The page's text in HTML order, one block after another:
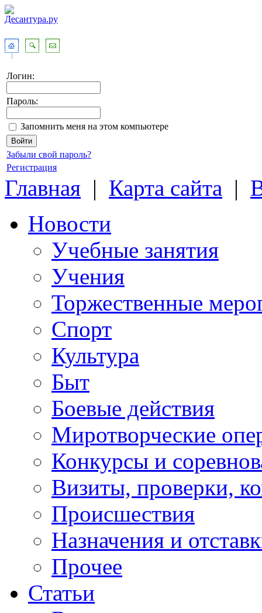
Логин:
Пароль:
Запомнить меня на этом компьютере
Забыли свой пароль?
Регистрация
Главная | Карта сайта |
Новости
Учебные занятия
Учения
Торжественные
Спорт
Культура
Быт
Боевые действия
Миротворческие
Конкурсы и
Визиты, проверки,
Происшествия
Назначения и
Прочее
Статьи